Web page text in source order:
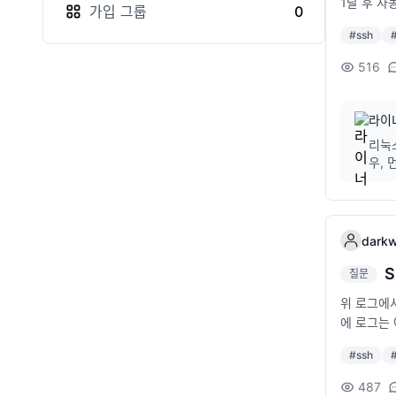
가입 그룹 0
#ssh
516
라이
리눅
질문
위 로그에
에 로그는
#ssh
487